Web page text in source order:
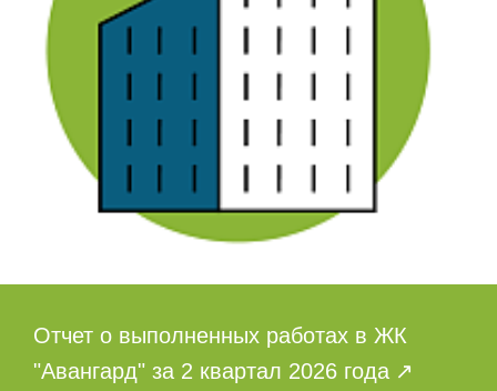
Отчет о выполненных работах в ЖК
"Авангард" за 2 квартал 2026 года